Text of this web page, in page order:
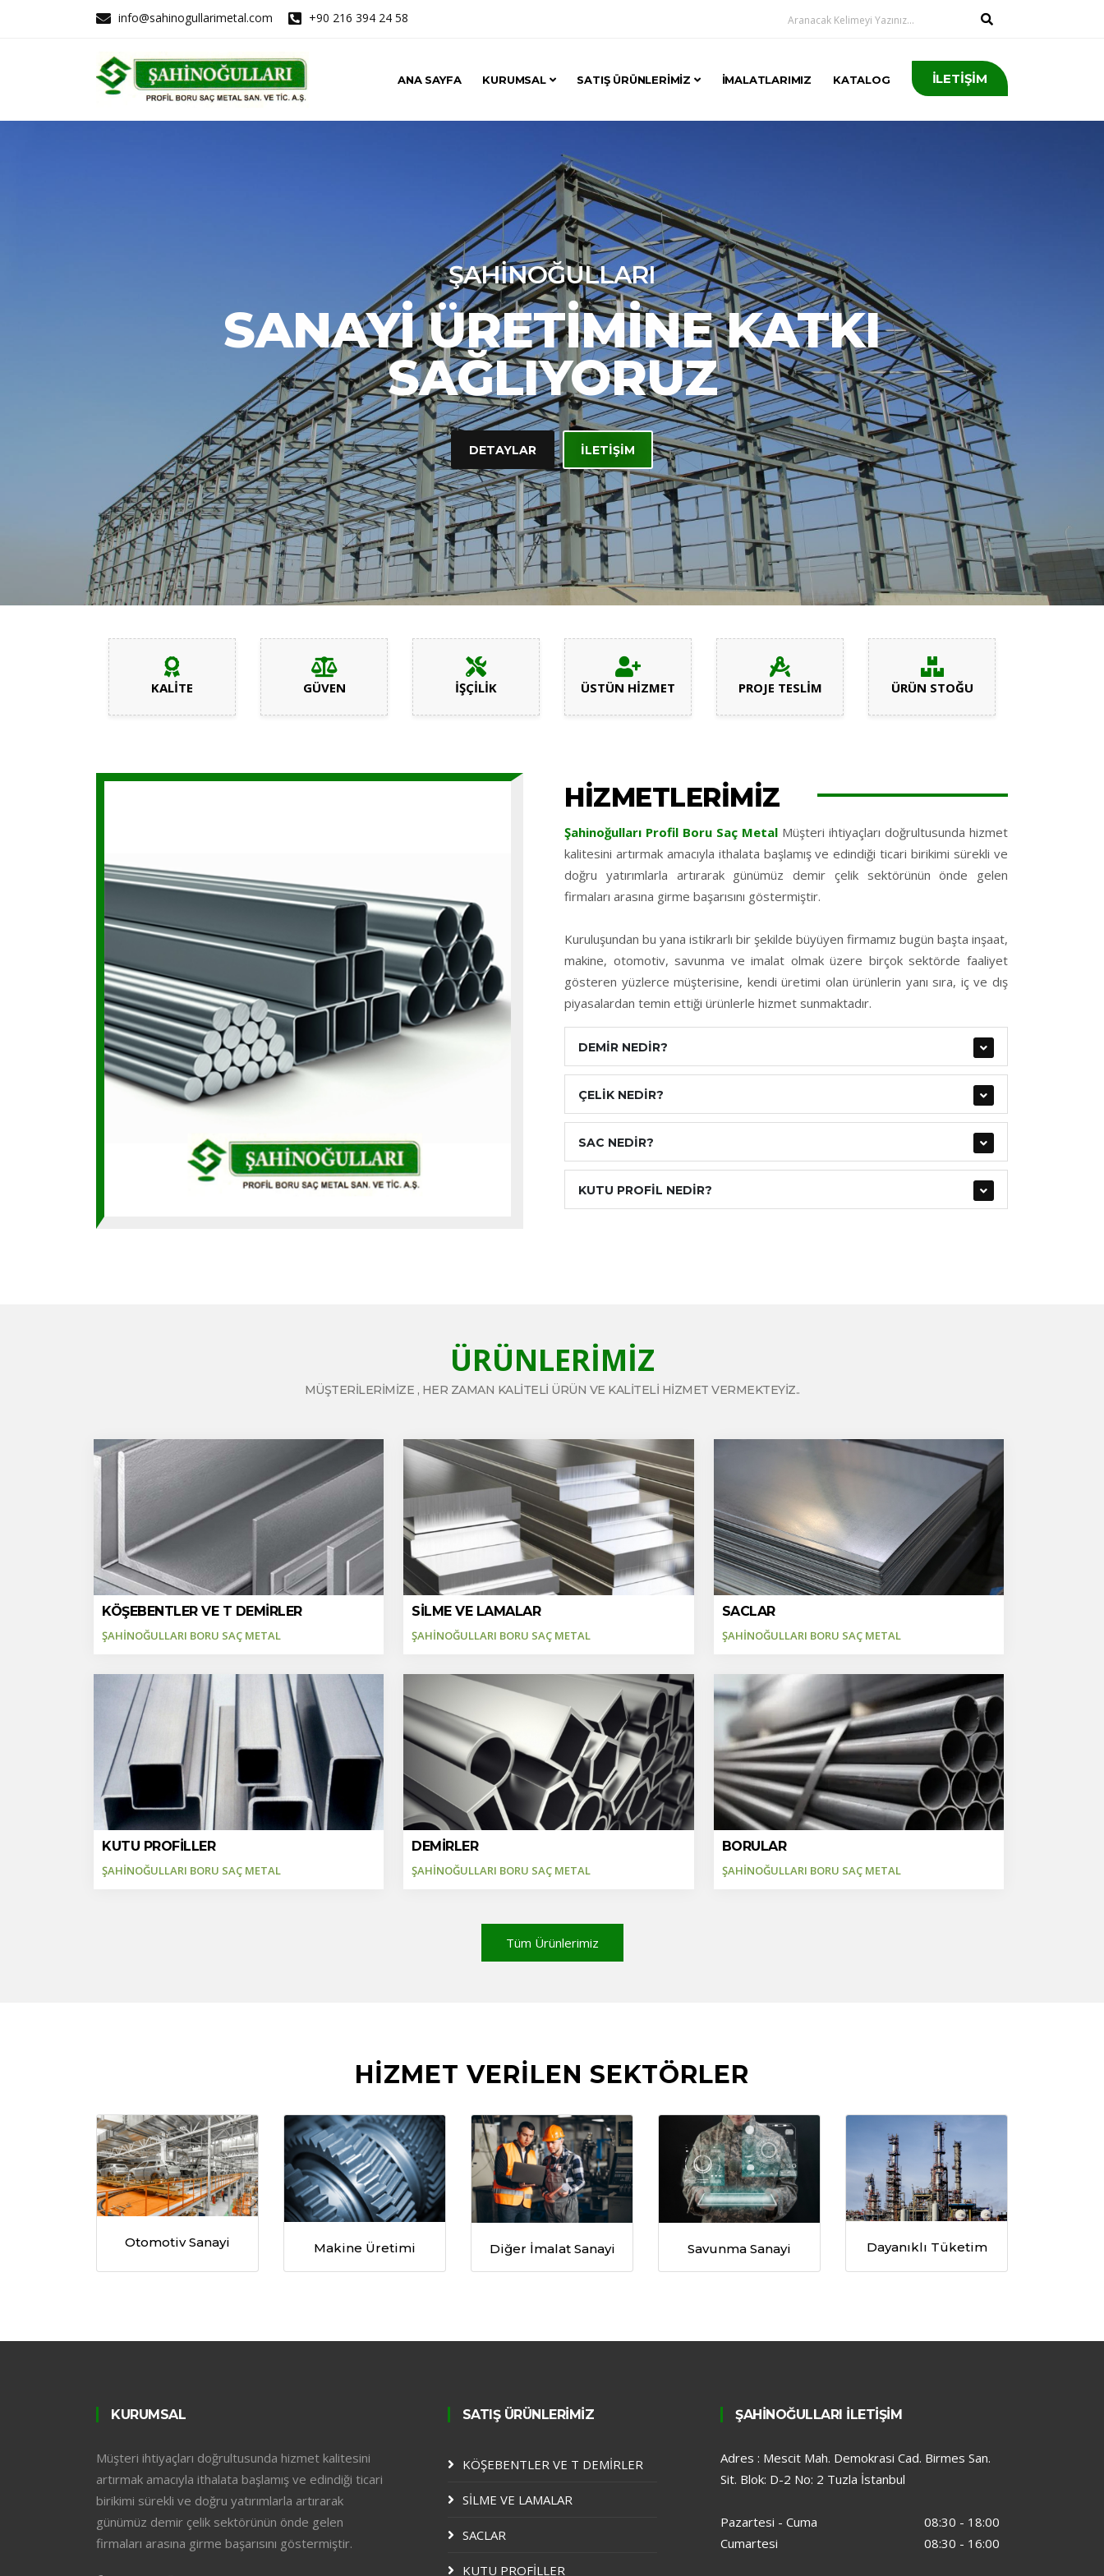
info@sahinogullarimetal.com +90 216 394 24 58
ANA SAYFA KURUMSAL SATIŞ ÜRÜNLERİMİZ İMALATLARIMIZ KATALOG İLETİŞİM
ŞAHINOĞULLARI
SANAYI ÜRETIMINE KATKI
SAĞLIYORUZ
DETAYLAR İLETIŞIM
KALİTE GÜVEN İŞÇİLİK ÜSTÜN HİZMET PROJE TESLİM ÜRÜN STOĞU
HİZMETLERİMİZ
Şahinoğulları Profil Boru Saç Metal Müşteri ihtiyaçları doğrultusunda hizmet
kalitesini artırmak amacıyla ithalata başlamış ve edindiği ticari birikimi sürekli ve
doğru yatırımlarla artırarak günümüz demir çelik sektörünün önde gelen
firmaları arasına girme başarısını göstermiştir.
Kuruluşundan bu yana istikrarlı bir şekilde büyüyen firmamız bugün başta inşaat,
makine, otomotiv, savunma ve imalat olmak üzere birçok sektörde faaliyet
gösteren yüzlerce müşterisine, kendi üretimi olan ürünlerin yanı sıra, iç ve dış
piyasalardan temin ettiği ürünlerle hizmet sunmaktadır.
DEMİR NEDİR?
ÇELİK NEDİR?
SAC NEDİR?
KUTU PROFİL NEDİR?
ÜRÜNLERİMİZ
MÜŞTERİLERİMİZE , HER ZAMAN KALİTELİ ÜRÜN VE KALİTELİ HİZMET VERMEKTEYİZ..
KÖŞEBENTLER VE T DEMİRLER
ŞAHİNOĞULLARI BORU SAÇ METAL
SİLME VE LAMALAR
ŞAHİNOĞULLARI BORU SAÇ METAL
SACLAR
ŞAHİNOĞULLARI BORU SAÇ METAL
KUTU PROFİLLER
ŞAHİNOĞULLARI BORU SAÇ METAL
DEMİRLER
ŞAHİNOĞULLARI BORU SAÇ METAL
BORULAR
ŞAHİNOĞULLARI BORU SAÇ METAL
Tüm Ürünlerimiz
HİZMET VERİLEN SEKTÖRLER
Otomotiv Sanayi Makine Üretimi Diğer İmalat Sanayi Savunma Sanayi Dayanıklı Tüketim
KURUMSAL
Müşteri ihtiyaçları doğrultusunda hizmet kalitesini
artırmak amacıyla ithalata başlamış ve edindiği ticari
birikimi sürekli ve doğru yatırımlarla artırarak
günümüz demir çelik sektörünün önde gelen
firmaları arasına girme başarısını göstermiştir.
SATIŞ ÜRÜNLERİMİZ
KÖŞEBENTLER VE T DEMİRLER
SİLME VE LAMALAR
SACLAR
KUTU PROFİLLER
ŞAHİNOĞULLARI İLETİŞİM
Adres : Mescit Mah. Demokrasi Cad. Birmes San.
Sit. Blok: D-2 No: 2 Tuzla İstanbul
Pazartesi - Cuma
08:30 - 18:00
Cumartesi
08:30 - 16:00